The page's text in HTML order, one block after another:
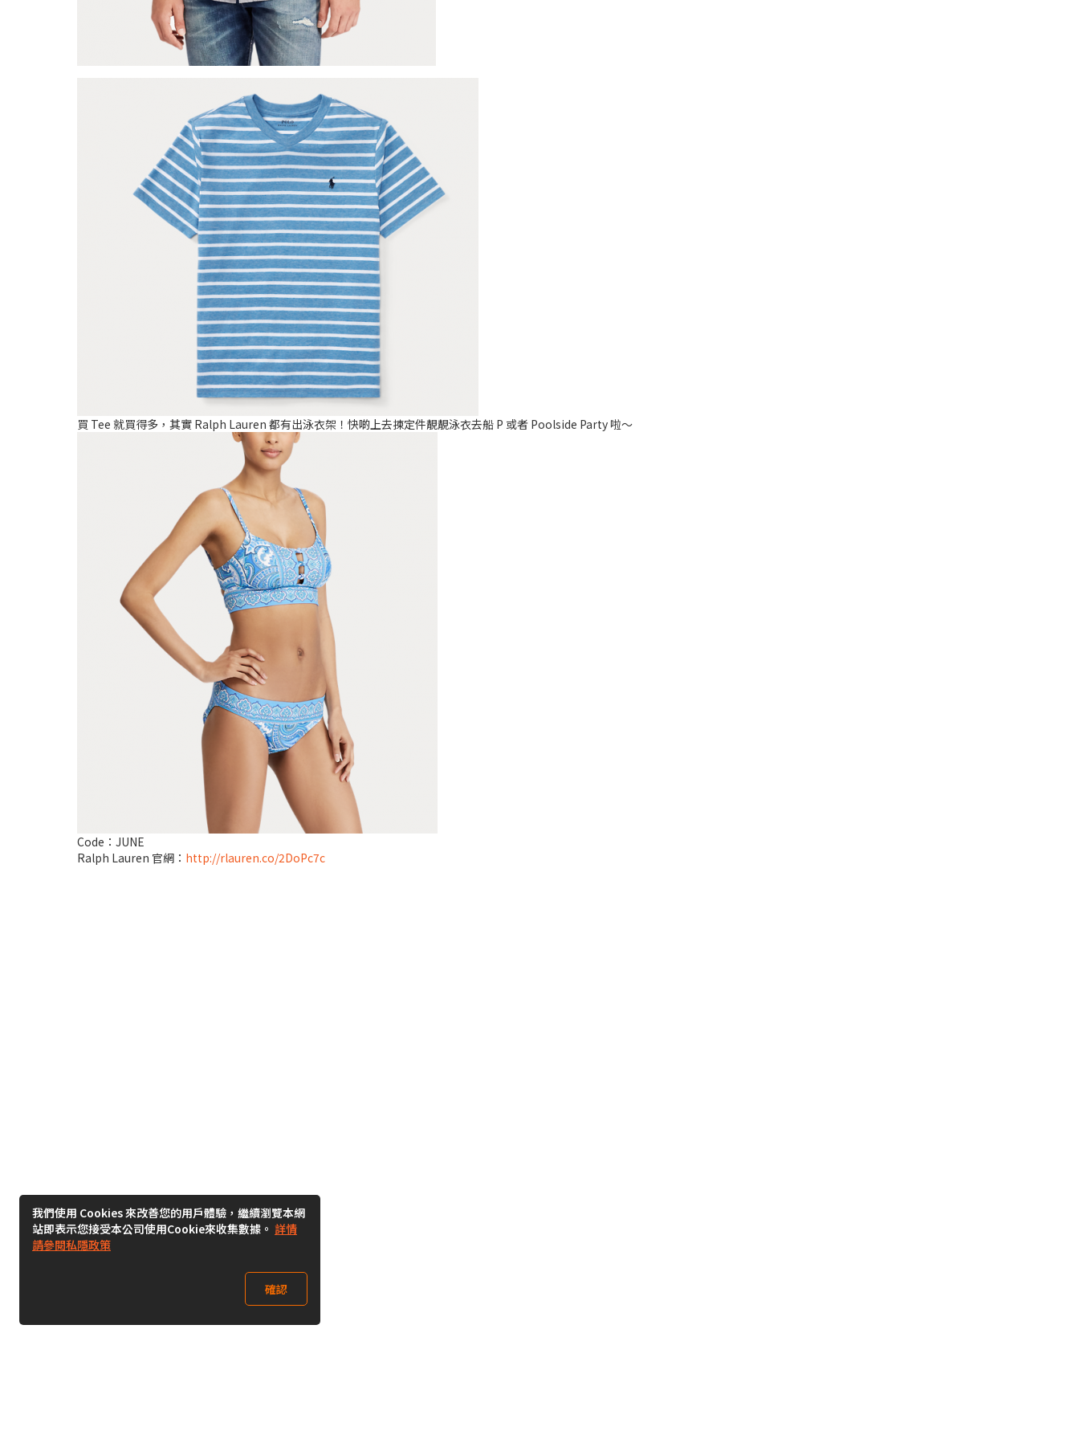
買 Tee 就買得多，其實 Ralph Lauren 都有出泳衣架！快啲上去揀定件靚靚泳衣去船 P 或者 Poolside Party 啦～
Code：JUNE
Ralph Lauren 官網： http://rlauren.co/2DoPc7c
我們使用 Cookies 來改善您的用戶體驗，繼續瀏覽本網
站即表示您接受本公司使用Cookie來收集數據。 詳情
請參閱私隱政策
確認